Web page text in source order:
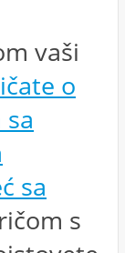
vaši
o
sa
s